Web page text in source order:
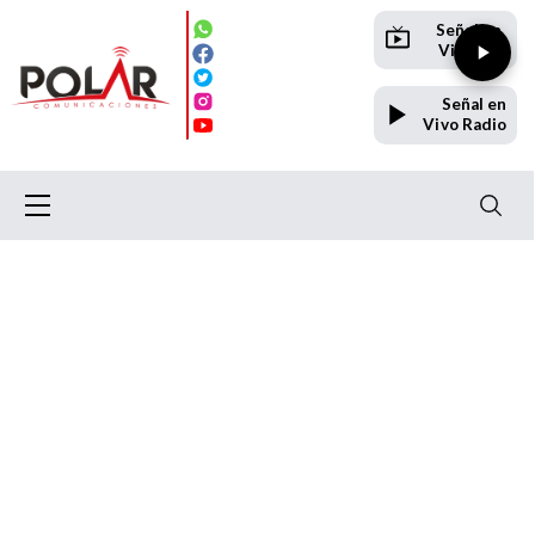
Señal en
Vivo TV
Señal en
Vivo Radio